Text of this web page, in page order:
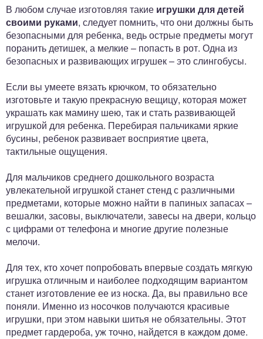
В любом случае изготовляя такие игрушки для детей
своими руками, следует помнить, что они должны быть
безопасными для ребенка, ведь острые предметы могут
поранить детишек, а мелкие – попасть в рот. Одна из
безопасных и развивающих игрушек – это слингобусы.
Если вы умеете вязать крючком, то обязательно
изготовьте и такую прекрасную вещицу, которая может
украшать как мамину шею, так и стать развивающей
игрушкой для ребенка. Перебирая пальчиками яркие
бусины, ребенок развивает восприятие цвета,
тактильные ощущения.
Для мальчиков среднего дошкольного возраста
увлекательной игрушкой станет стенд с различными
предметами, которые можно найти в папиных запасах –
вешалки, засовы, выключатели, завесы на двери, кольцо
с цифрами от телефона и многие другие полезные
мелочи.
Для тех, кто хочет попробовать впервые создать мягкую
игрушка отличным и наиболее подходящим вариантом
станет изготовление ее из носка. Да, вы правильно все
поняли. Именно из носочков получаются красивые
игрушки, при этом навыки шитья не обязательны. Этот
предмет гардероба, уж точно, найдется в каждом доме.